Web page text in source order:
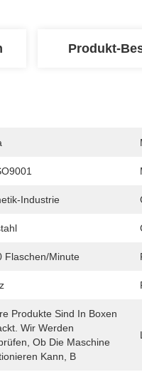
Produkt-
Industrie
Flaschen/Minute
Produkte Sind In Boxen
Wir Werden
Ob Die Maschine
Kann, B